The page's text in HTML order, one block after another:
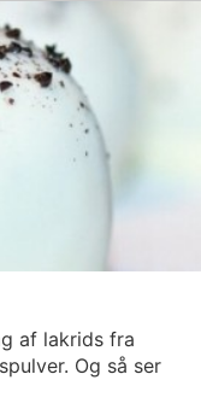
af lakrids fra
Og så ser